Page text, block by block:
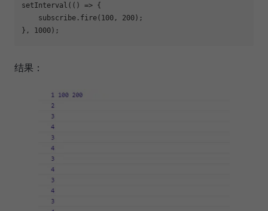
setInterval( () => {
    subscribe.fire(
100 , 200);
}, 1000
结果：